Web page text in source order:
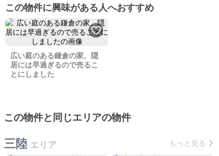
この物件に興味がある人へおすすめ
広い庭のある鎌倉の家、隠
居には早過ぎるので売るこ
とにしました
この物件と同じエリアの物件
三陸 エリア もっと見る